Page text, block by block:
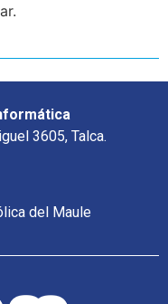
3605, Talca.
del Maule